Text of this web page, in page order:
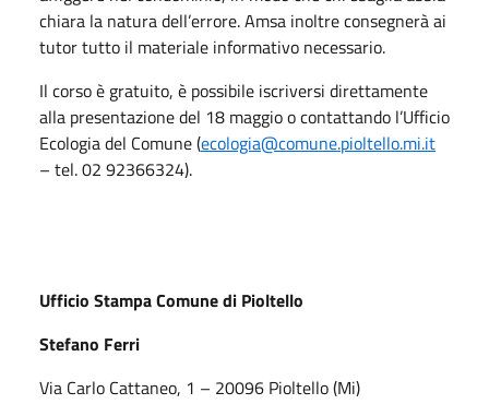
chiara la natura dell’errore. Amsa inoltre consegnerà ai
tutor tutto il materiale informativo necessario.
Il corso è gratuito, è possibile iscriversi direttamente
alla presentazione del 18 maggio o contattando l’Ufficio
Ecologia del Comune (ecologia@comune.pioltello.mi.it
– tel. 02 92366324).
Ufficio Stampa Comune di Pioltello
Stefano Ferri
Via Carlo Cattaneo, 1 – 20096 Pioltello (Mi)